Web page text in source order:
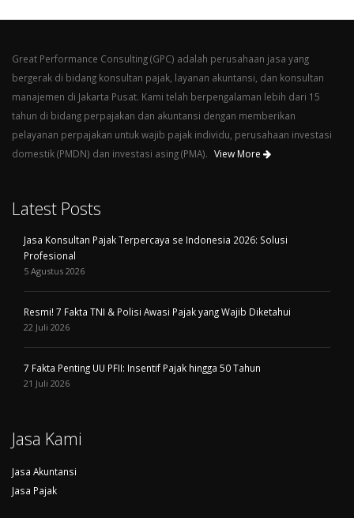
Great Performance Consulting (GPC) adalah perusahaan jasa yang
bergerak di bidang konsultan pajak, layanan akuntansi, dan konsultan
manajemen di Jakarta Pusat. Kami telah berpengalaman lebih dari 15
tahun di bidang perpajakan dan akuntansi dengan memberikan
pelayanan perpajakan untuk wajib pajak individu, perusahaan investasi
domestik (PMDN) dan investasi asing (PMA). View More
Latest Posts
Jasa Konsultan Pajak Terpercaya se Indonesia 2026: Solusi
Profesional
5 Agustus 2026
Resmi! 7 Fakta TNI & Polisi Awasi Pajak yang Wajib Diketahui
22 Juli 2026
7 Fakta Penting UU PFII: Insentif Pajak hingga 50 Tahun
21 Juli 2026
Jasa Kami
Jasa Akuntansi
Jasa Pajak